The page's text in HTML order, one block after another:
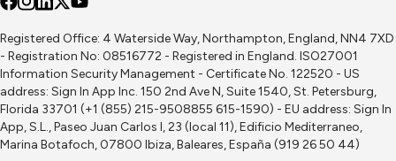
Registered Office: 4 Waterside Way, Northampton, England, NN4 7XD
- Registration No: 08516772 - Registered in England. ISO27001
Information Security Management - Certificate No. 122520 - US
address: Sign In App Inc. 150 2nd Ave N, Suite 1540, St. Petersburg,
Florida 33701 (+1 (855) 215-9508855 615-1590) - EU address: Sign In
App, S.L., Paseo Juan Carlos I, 23 (local 11), Edificio Mediterraneo,
Marina Botafoch, 07800 Ibiza, Baleares, España (919 26 50 44)